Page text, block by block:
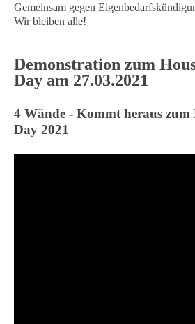
Gemeinsam gegen
Wir bleiben alle!
Demonstration zum
Day am 27.03.2021
4 Wände - Kommt heraus zum
Day 2021